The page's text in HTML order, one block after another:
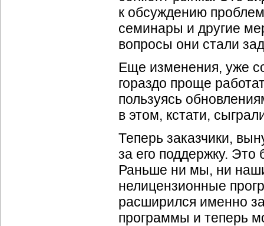
к обсуждению
семинары и другие
вопросы они стали
Еще изменения, уже
гораздо проще
пользуясь
в этом, кстати,
Теперь заказчики,
за его поддержку.
Раньше ни мы, ни наши
нелицензионные
расширился именно
программы и теперь